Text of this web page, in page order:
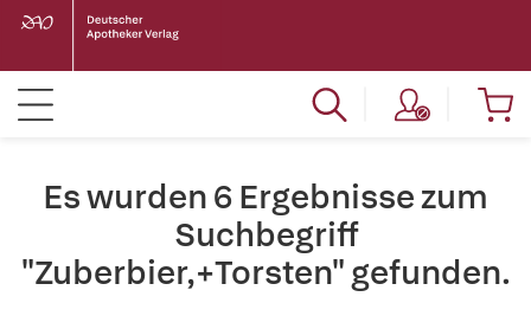
Es wurden 6 Ergebnisse zum
Suchbegriff
"Zuberbier,+Torsten" gefunden.